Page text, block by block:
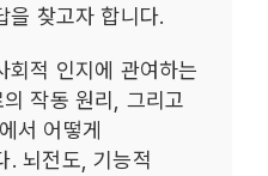
을 찾고자 합니다.
회적 인지에 관여하는
작동 원리, 그리고
서 어떻게
. 뇌전도, 기능적